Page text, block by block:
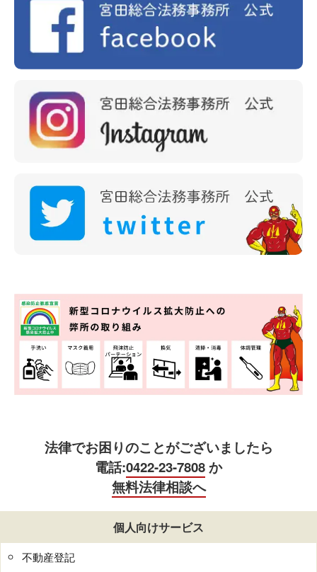
法律でお困りのことがございましたら
電話:0422-23-7808か
無料法律相談へ
個人向けサービス
不動産登記